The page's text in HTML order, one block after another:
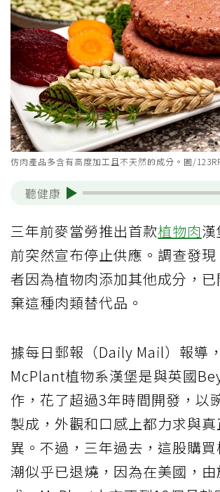
仿肉產品多含有高度加工且不天然的成分。圖/
聽健康
三年前麥當勞推出首款植物肉
前突然宣布停止供應。調查發
者因為植物肉添加其他成分，
棄這種肉類替代品。
據每日郵報（Daily Mail）報導
McPlant植物系漢堡是與英國
作，花了超過3年時間開發，以
製成，外觀和口感上都力求與
異。不過，三年過去，這股購
潮似乎已退燒，因為在美國，